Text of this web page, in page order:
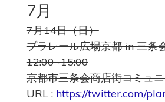
7月
7月14日（日）
プラレール広場京都 in 三条
12:00~15:00
京都市三条会商店街コミュ
URL :https://twitter.com/